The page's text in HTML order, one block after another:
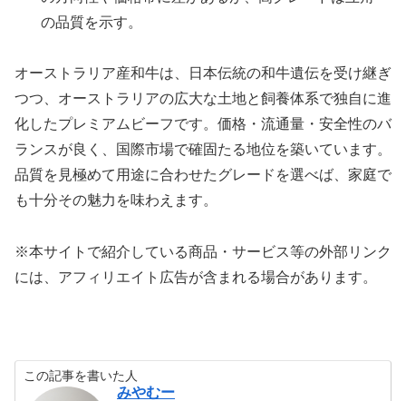
の品質を示す。
オーストラリア産和牛は、日本伝統の和牛遺伝を受け継ぎ
つつ、オーストラリアの広大な土地と飼養体系で独自に進
化したプレミアムビーフです。価格・流通量・安全性のバ
ランスが良く、国際市場で確固たる地位を築いています。
品質を見極めて用途に合わせたグレードを選べば、家庭で
も十分その魅力を味わえます。
※本サイトで紹介している商品・サービス等の外部リンク
には、アフィリエイト広告が含まれる場合があります。
この記事を書いた人
みやむー